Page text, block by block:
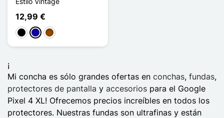
12,99 €
NegroAzul oscuro
Marrón
¡
Mi concha es sólo grandes ofertas en conchas, fundas,
protectores de pantalla y accesorios para el Google
Pixel 4 XL! Ofrecemos precios increíbles en todos los
protectores. Nuestras fundas son ultrafinas y están